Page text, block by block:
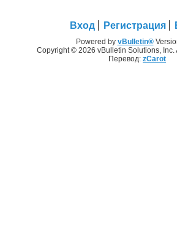
Вход Регистрация
Powered by vBulletin®
Copyright © 2026 vBulletin Solutions, Inc.
Перевод: zCarot